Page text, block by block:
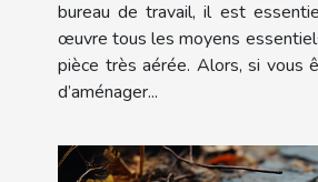
bureau de travail, il est
œuvre tous les moyens
pièce très aérée. Alors, si vous
d’aménager...